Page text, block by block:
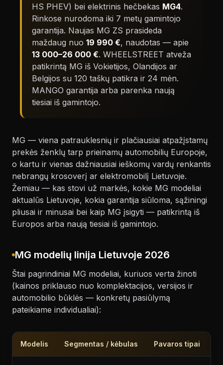
HS PHEV) bei elektrinis hečbekas MG4.
Rinkose nurodoma iki 7 metų gamintojo
garantija. Naujas MG ZS prasideda
maždaug nuo 19 990 €, naudotas — apie
13 000–26 000 €. WHEELSTREET atveža
patikrintą MG iš Vokietijos, Olandijos ar
Belgijos su 120 taškų patikra ir 24 mėn.
MANGO garantija arba parenka naują
tiesiai iš gamintojo.
MG — viena patrauklesnių ir plačiausiai atpažįstamų
prekės ženklų tarp prieinamų automobilių Europoje,
o kartu ir vienas dažniausiai ieškomų vardų renkantis
nebrangų krosoverį ar elektromobilį Lietuvoje.
Žemiau — kas stovi už markės, kokie MG modeliai
aktualūs Lietuvoje, kokia garantija siūloma, sąžiningi
pliusai ir minusai bei kaip MG įsigyti — patikrintą iš
Europos arba naują tiesiai iš gamintojo.
MG modelių linija Lietuvoje 2026
Štai pagrindiniai MG modeliai, kuriuos verta žinoti
(kainos priklauso nuo komplektacijos, versijos ir
automobilio būklės — konkretų pasiūlymą
pateikiame individualiai):
Modelis Segmentas / kėbulas Pavaros tipai